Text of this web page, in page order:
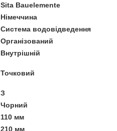
Sita Bauelemente
Німеччина
Система водовідведення
Організований
Внутрішній
Точковий
З
Чорний
110 мм
210 мм